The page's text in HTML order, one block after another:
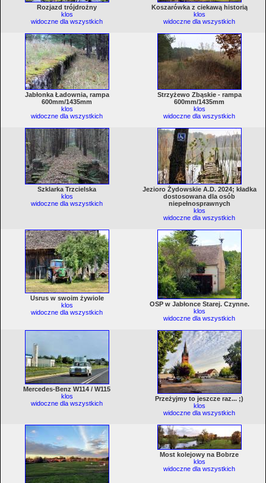
Rozjazd trójdrożny
klos
widoczne dla wszystkich
Koszarówka z ciekawą historią
klos
widoczne dla wszystkich
Jabłonka Ładownia, rampa
600mm/1435mm
klos
widoczne dla wszystkich
Strzyżewo Zbąskie - rampa
600mm/1435mm
klos
widoczne dla wszystkich
Szklarka Trzcielska
klos
widoczne dla wszystkich
Jezioro Żydowskie A.D. 2024; kładka
dostosowana dla osób
niepełnosprawnych
klos
widoczne dla wszystkich
Usrus w swoim żywiole
klos
widoczne dla wszystkich
OSP w Jabłonce Starej. Czynne.
klos
widoczne dla wszystkich
Mercedes-Benz W114 / W115
klos
widoczne dla wszystkich
Przeżyjmy to jeszcze raz... ;)
klos
widoczne dla wszystkich
Most kolejowy na Bobrze
klos
widoczne dla wszystkich